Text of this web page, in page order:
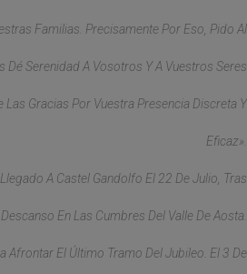
Familias. Precisamente Por Eso, Pido Al
Dé Serenidad A Vosotros Y A Vuestros Seres
Las Gracias Por Vuestra Presencia Discreta Y
Eficaz».
A Castel Gandolfo El 22 De Julio, Tras
En Las Cumbres Del Valle De Aosta.
Afrontar El Último Tramo Del Jubileo. El 3 De